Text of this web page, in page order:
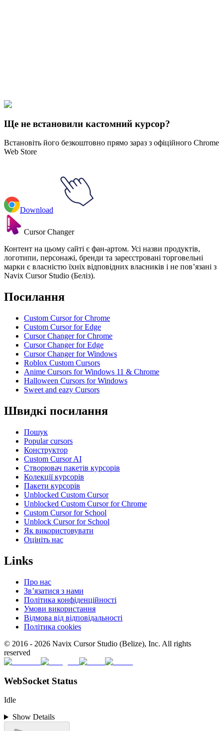
🚀 For Browser
Ще не встановили кастомний курсор?
Встановіть його безкоштовно прямо зараз з офіційного Chrome
Web Store
Download
Cursor Changer
Контент на цьому сайті є фан-артом. Усі назви продуктів,
логотипи, персонажі, бренди та зареєстровані торговельні
марки є власністю їхніх відповідних власників і не пов’язані з
Navix Cursor Studio (Беліз).
Посилання
Custom Cursor for Chrome
Custom Cursor for Edge
Cursor Changer for Chrome
Cursor Changer for Edge
Cursor Changer for Windows
Roblox Custom Cursors
Anime Cursors for Windows 11 & Chrome
Halloween Cursors for Windows
Sweet and eazy Cursors
Швидкі посилання
Пошук
Popular cursors
Конструктор
Custom Cursor AI
Створювач пакетів курсорів
Колекції курсорів
Пакети курсорів
Unblocked Custom Cursor
Unblocked Custom Cursor for Chrome
Custom Cursor for School
Unblock Cursor for School
Як використовувати
Оцініть нас
Links
Про нас
Зв’язатися з нами
Політика конфіденційності
Умови використання
Відмова від відповідальності
Політика cookies
© 2016 - 2026 Navix Cursor Studio (Belize), Inc. All rights
reserved
WebSocket Status
Idle
Show Details